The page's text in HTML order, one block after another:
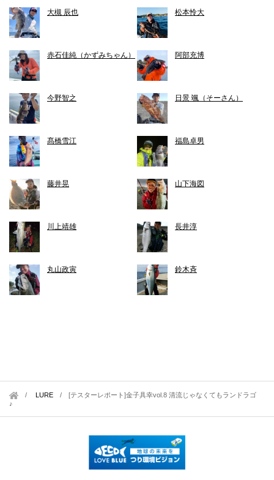
大槻 辰也 松本怜大
赤石佳純（かずみちゃん） 阿部充博
今野智之 日景 颯（そーさん）
髙橋雪江 福島卓男
藤井晃 山下海図
川上靖雄 長井淳
丸山政寅 鈴木斉
LURE /[テスターレポート]金子具幸vol.8 清流じゃなくてもランドラゴ
♪